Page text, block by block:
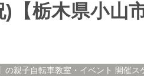
【栃木県小山
の親子自転車教室・イベント 開催ス